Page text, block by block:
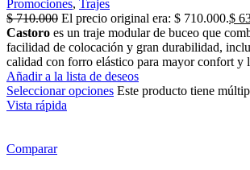
Promociones, Trajes
$710.000 El precio original era: $ 710.000.$
Castoro es un traje modular de buceo que
facilidad de colocación y gran durabilidad,
calidad con forro elástico para mayor confort y
Añadir a la lista de deseos
Seleccionar opciones Este producto tiene
Vista rápida
Comparar